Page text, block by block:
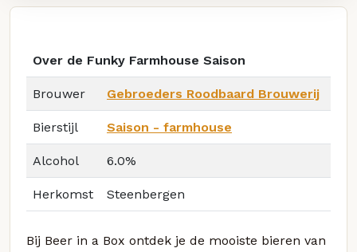
Over de Funky Farmhouse Saison
Brouwer Gebroeders Roodbaard Brouwerij
Bierstijl Saison - farmhouse
Alcohol 6.0%
Herkomst Steenbergen
Bij Beer in a Box ontdek je de mooiste bieren van